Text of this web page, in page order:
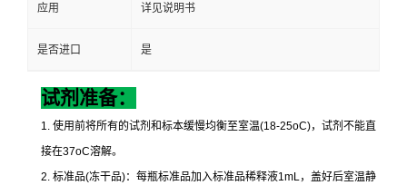
应用 详见说明书
是否进口 是
试剂准备：
1. 使用前将所有的试剂和标本缓慢均衡至室温(18-25oC)，试剂不能直
接在37oC溶解。
2. 标准品(冻干品)：每瓶标准品加入标准品稀释液1mL，盖好后室温静